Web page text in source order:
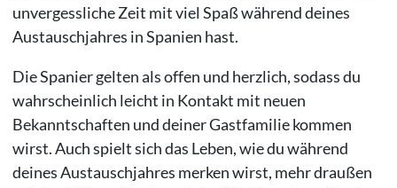
unvergessliche Zeit mit viel Spaß während deines
Austauschjahres in Spanien hast.
Die Spanier gelten als offen und herzlich, sodass du
wahrscheinlich leicht in Kontakt mit neuen
Bekanntschaften und deiner Gastfamilie kommen
wirst. Auch spielt sich das Leben, wie du während
deines Austauschjahres merken wirst, mehr draußen